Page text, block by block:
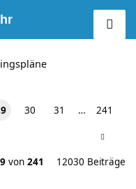
30 31 … 241
von 241 12030 Beiträge